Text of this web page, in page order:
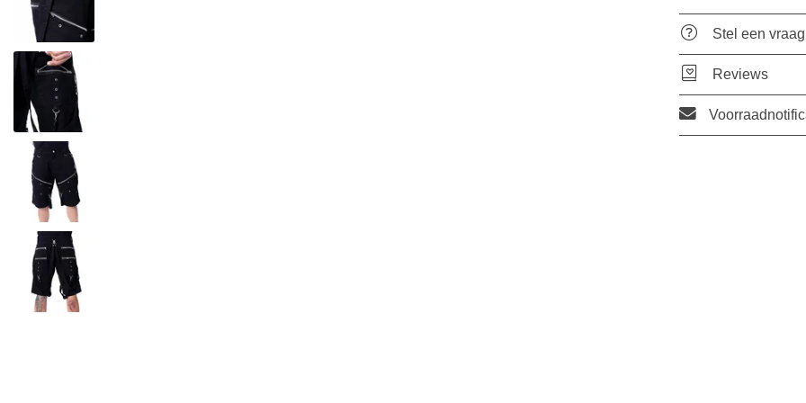
Stel een vraag
Reviews